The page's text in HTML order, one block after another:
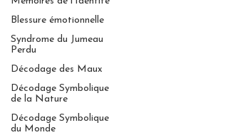
Blessure émotionnelle
Syndrome du Jumeau
Perdu
Décodage des Maux
Décodage Symbolique
de la Nature
Décodage Symbolique
du Monde